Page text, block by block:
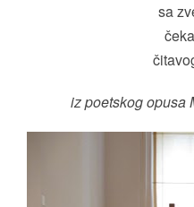
sa
iz poetskog opusa